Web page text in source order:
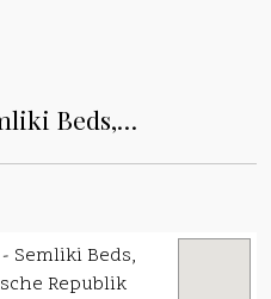
Beds,
Semliki Beds,
Republik